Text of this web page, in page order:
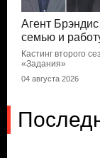
Агент
семью и
Кастинг второго
«Задания»
04 августа 2026